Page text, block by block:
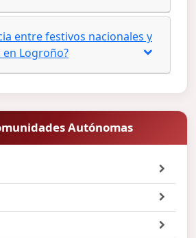
entre festivos nacionales y
Logroño?
Autónomas